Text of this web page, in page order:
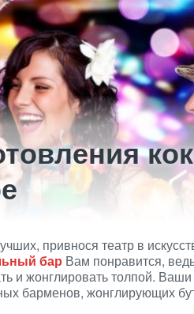
привнося театр в
бар Вам понравится,
и жонглировать толпой. Ваши
барменов, жонглирующих